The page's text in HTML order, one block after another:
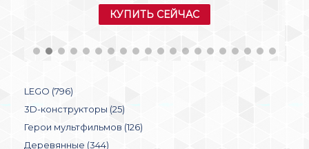
КУПИТЬ СЕЙЧАС
LEGO (796)
3D-конструкторы (25)
Герои мультфильмов (126)
Деревянные (344)